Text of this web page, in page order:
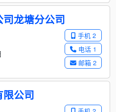
龙塘分公司
手机 2
电话 1
邮箱 2
公司